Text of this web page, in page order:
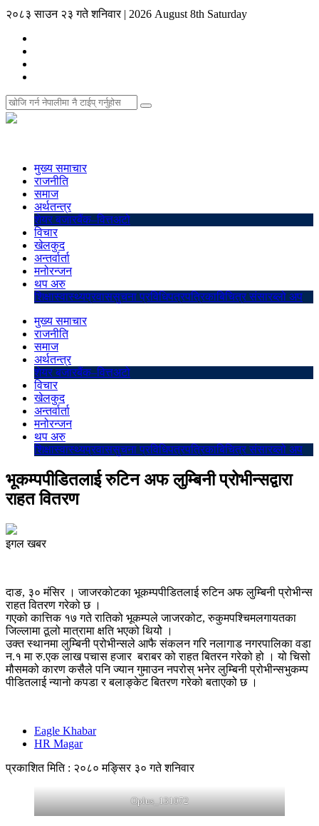
२०८३ साउन २३ गते शनिवार | 2026 August 8th Saturday
मुख्य समाचार
राजनीति
समाज
अर्थतन्त्र
शेयर बजारबैंक–वित्तअटो
विचार
खेलकुद
अन्तर्वार्ता
मनोरन्जन
थप अरु
शिक्षास्वास्थ्यप्रवाससुचना प्रविधिपत्रपत्रिकाबिचित्र संसारब्लो अप
मुख्य समाचार
राजनीति
समाज
अर्थतन्त्र
शेयर बजारबैंक–वित्तअटो
विचार
खेलकुद
अन्तर्वार्ता
मनोरन्जन
थप अरु
शिक्षास्वास्थ्यप्रवाससुचना प्रविधिपत्रपत्रिकाबिचित्र संसारब्लो अप
भूकम्पपीडितलाई रुटिन अफ लुम्बिनी प्रोभीन्सद्वारा
राहत वितरण
इगल खबर
दाङ, ३० मंसिर । जाजरकोटका भूकम्पपीडितलाई रुटिन अफ लुम्बिनी प्रोभीन्स
राहत वितरण गरेको छ ।
गएको कात्तिक १७ गते रातिको भूकम्पले जाजरकोट, रुकुमपश्चिमलगायतका
जिल्लामा ठूलो मात्रामा क्षति भएको थियोे ।
उक्त स्थानमा लुम्बिनी प्रोभीन्सले आफै संकलन गरि नलागाड नगरपालिका वडा
न.१ मा रु.एक लाख पचास हजार बराबर को राहत बितरन गरेको हो । यो चिसो
मौसमको कारण कसैले पनि ज्यान गुमाउन नपरोस् भनेर लुम्बिनी प्रोभीन्सभुकम्प
पीडितलाई न्यानो कपडा र बलाङ्केट बितरण गरेको बताएको छ ।
Eagle Khabar
HR Magar
प्रकाशित मिति : २०८० मङ्सिर ३० गते शनिवार
Oplus_131072